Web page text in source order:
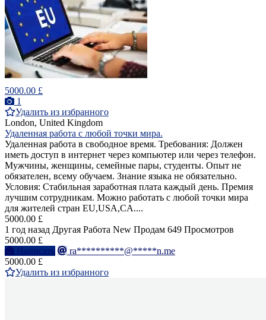
5000.00 £
1
Удалить из избранного
London, United Kingdom
Удаленная работа с любой точки мира.
Удаленная работа в свободное время. Требования: Должен
иметь доступ в интернет через компьютер или через телефон.
Мужчины, женщины, семейные пары, студенты. Опыт не
обязателен, всему обучаем. Знание языка не обязательно.
Условия: Стабильная заработная плата каждый день. Премия
лучшим сотрудникам. Можно работать с любой точки мира
для жителей стран EU,USA,CA....
5000.00 £
1 год назад Другая Работа New Продам 649 Просмотров
5000.00 £
Написать
ra**********@*****n.me
5000.00 £
Удалить из избранного